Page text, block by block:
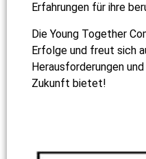
Erfahrungen für ihre
Die Young Together
Erfolge und freut sich
Herausforderungen
Zukunft bietet!